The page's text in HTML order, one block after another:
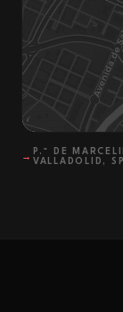
→
P.º DE
VALLADOLID,